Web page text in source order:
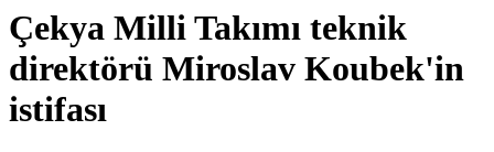
Çekya Milli Takımı teknik
direktörü Miroslav Koubek'in
istifası